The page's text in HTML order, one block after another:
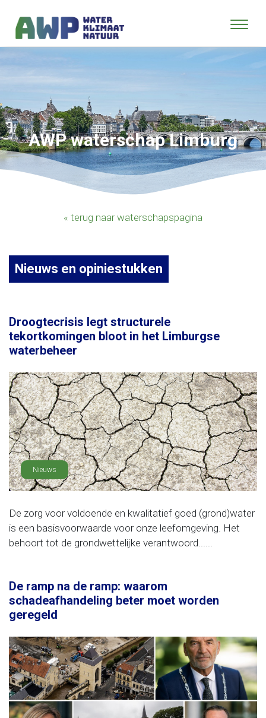
AWP waterschap Limburg
« terug naar waterschapspagina
Nieuws en opiniestukken
Droogtecrisis legt structurele
tekortkomingen bloot in het Limburgse
waterbeheer
Nieuws
De zorg voor voldoende en kwalitatief goed (grond)water
is een basisvoorwaarde voor onze leefomgeving. Het
behoort tot de grondwettelijke verantwoord......
De ramp na de ramp: waarom
schadeafhandeling beter moet worden
geregeld